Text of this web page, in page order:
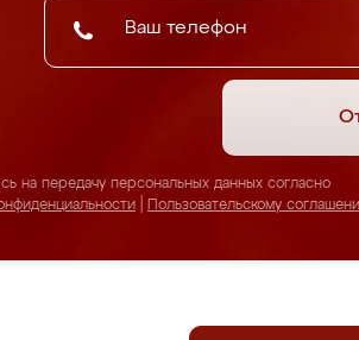
на передачу персональных данных согласно
Пользовательскому